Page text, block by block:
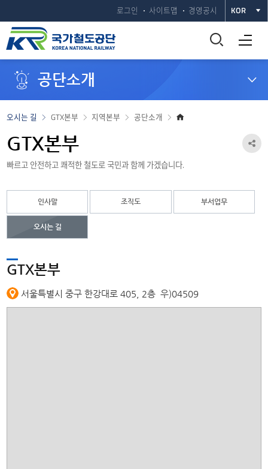
로그인 사이트맵 경영공시 KOR
통
합
기
전체메뉴 열기
공단소개
공단소개
지역본부
GTX본부
오시는 길
GTX본부
빠르고 안전하고 쾌적한 철도로 국민과 함께 가겠습니다.
공
인사말 조직도 부서업무
오시는 길
GTX본부
서울특별시 중구 한강대로 405, 2층 우)04509